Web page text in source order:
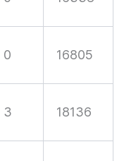
0 16805
3 18136